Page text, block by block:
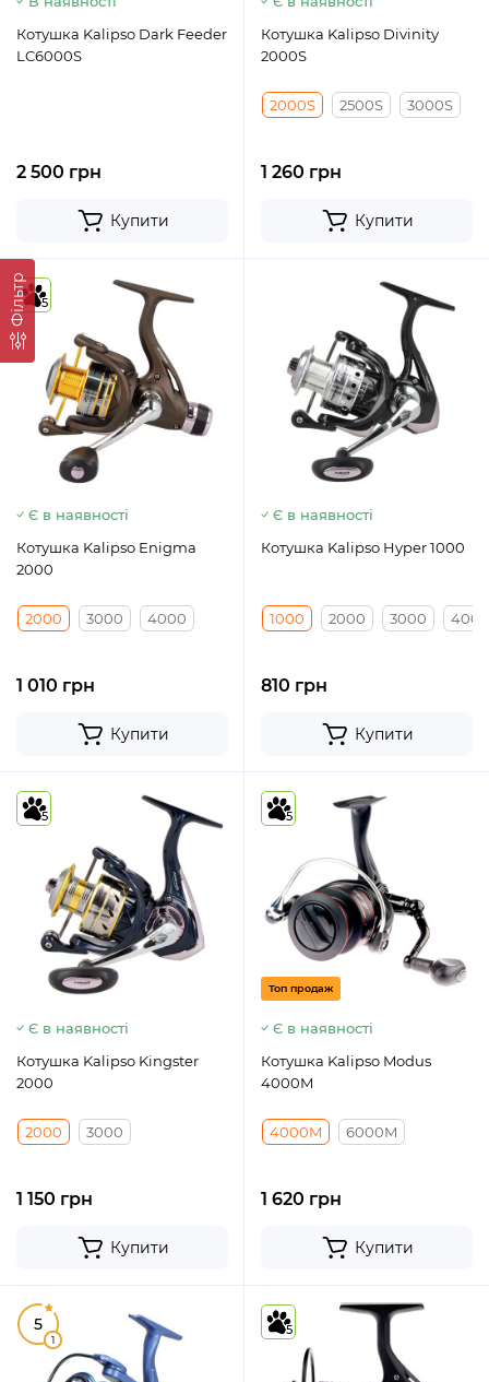
Фільтр
Котушка Kalipso Dark Feeder
LC6000S
2 500 грн
Купити
Котушка Kalipso Divinity
2000S
2000S 2500S 3000S
1 260 грн
Купити
5
Є в наявності
Котушка Kalipso Enigma
2000
2000 3000 4000
1 010 грн
Купити
Є в наявності
Котушка Kalipso Hyper 1000
1000 2000 3000 4000
810 грн
Купити
5
Є в наявності
Котушка Kalipso Kingster
2000
2000 3000
1 150 грн
Купити
5
Топ продаж
Є в наявності
Котушка Kalipso Modus
4000M
4000M 6000M
1 620 грн
Купити
5
1
5